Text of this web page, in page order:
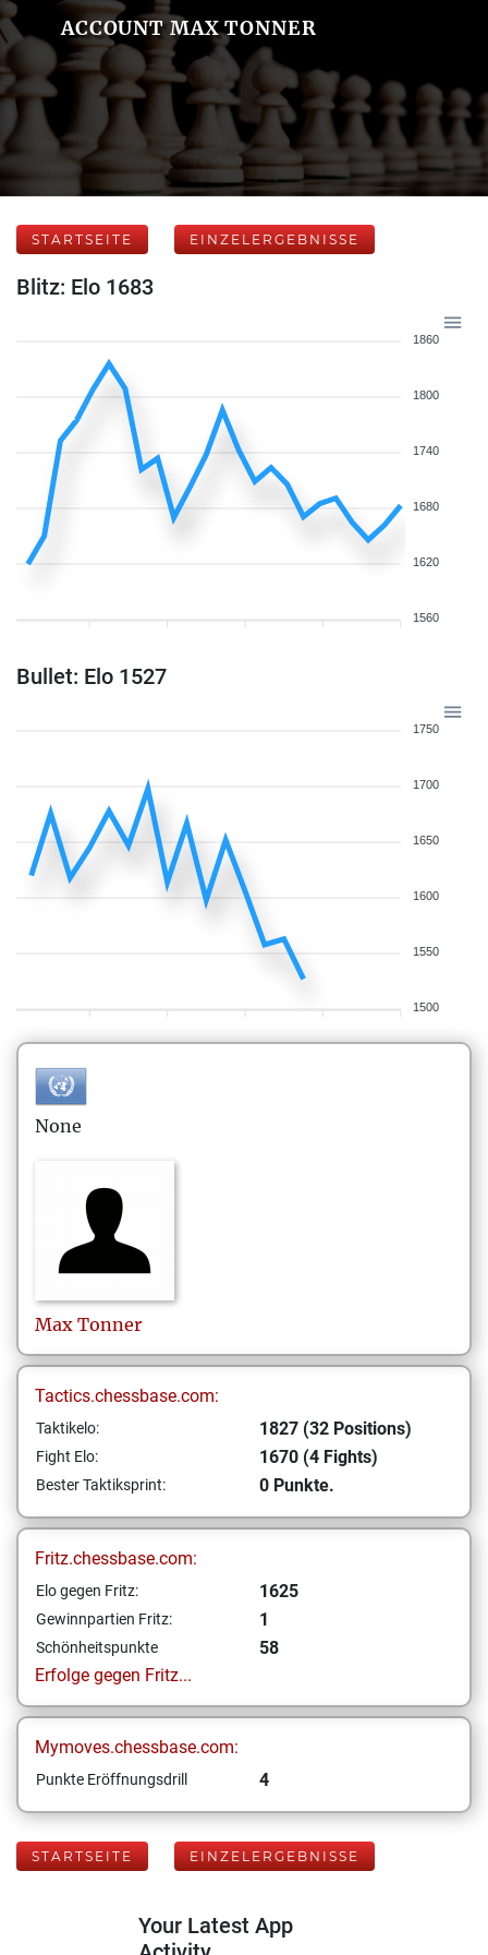
ACCOUNT MAX TONNER
STARTSEITE EINZELERGEBNISSE
Blitz: Elo 1683
1860
1800
1740
1680
1620
1560
Bullet: Elo 1527
1750
1700
1650
1600
1550
1500
None
Max Tonner
Tactics.chessbase.com:
Taktikelo: 1827 (32 Positions)
Fight Elo: 1670 (4 Fights)
Bester Taktiksprint: 0 Punkte.
Fritz.chessbase.com:
Elo gegen Fritz: 1625
Gewinnpartien Fritz: 1
Schönheitspunkte
58
Erfolge gegen Fritz...
Mymoves.chessbase.com:
Punkte Eröffnungsdrill 4
STARTSEITE EINZELERGEBNISSE
Your Latest App